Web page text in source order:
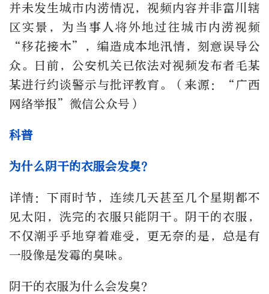
并未发生城市内涝情况，视频内容并非富川辖
区实景，为当事人将外地过往城市内涝视频
“移花接木”，编造成本地汛情，刻意误导公
众。日前，公安机关已依法对视频发布者毛某
某进行约谈警示与批评教育。（来源：“广西
网络举报”微信公众号）
科普
为什么阴干的衣服会发臭？
详情：下雨时节，连续几天甚至几个星期都不
见太阳，洗完的衣服只能阴干。阴干的衣服，
不仅潮乎乎地穿着难受，更无奈的是，总是有
一股像是发霉的臭味。
阴干的衣服为什么会发臭？